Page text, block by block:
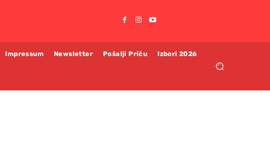
Impressum Newsletter Pošalji Priču Izbori 2026